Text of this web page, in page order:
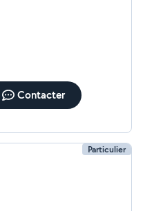
Contacter
Particulier